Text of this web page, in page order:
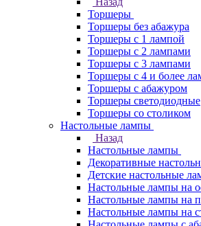
Торшеры
Торшеры без абажура
Торшеры с 1 лампой
Торшеры с 2 лампами
Торшеры с 3 лампами
Торшеры с 4 и более
Торшеры с абажуром
Торшеры светодиодные
Торшеры со столиком
Настольные лампы
Назад
Настольные лампы
Декоративные
Детские настольные
Настольные лампы на
Настольные лампы на
Настольные лампы на